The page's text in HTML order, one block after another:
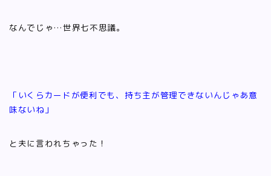
なんでじゃ…世界七不思議。
「いくらカードが便利でも、持ち主が管理できないんじゃあ意
味ないね」
と夫に言われちゃった！